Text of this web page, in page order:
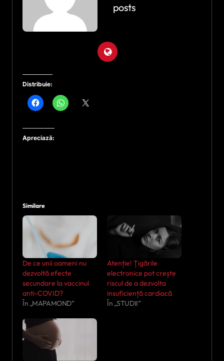
posts
Distribuie:
Apreciază:
Similare
De ce unii oameni nu
dezvoltă efecte
secundare la vaccinul
anti-COVID?
În „MAPAMOND”
Atenție! Țigările
electronice pot crește
riscul de a dezvolta
insuficiență cardiacă
În „STUDII”